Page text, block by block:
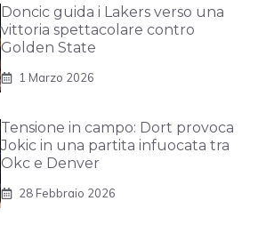
Doncic guida i Lakers verso una
vittoria spettacolare contro
Golden State
1 Marzo 2026
Tensione in campo: Dort provoca
Jokic in una partita infuocata tra
Okc e Denver
28 Febbraio 2026